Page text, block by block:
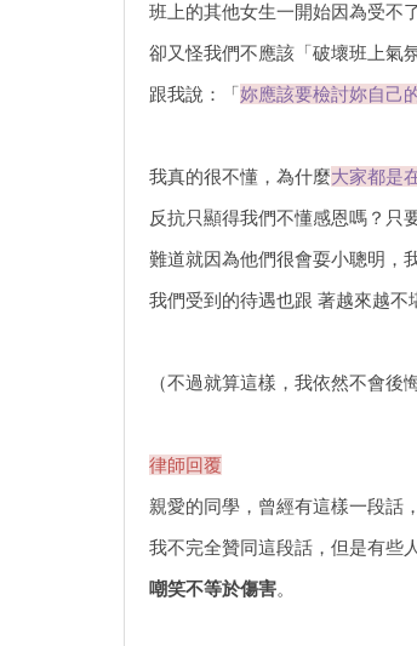
班上的其他女生一開始因為受不
卻又怪我們不應該「破壞班上氣
跟我說：「妳應該要檢討妳自己
我真的很不懂，為什麼大家都是
反抗只顯得我們不懂感恩嗎？只
難道就因為他們很會耍小聰明，
我們受到的待遇也跟 著越來越不
（不過就算這樣，我依然不會後
律師回覆
親愛的同學，曾經有這樣一段話，
我不完全贊同這段話，但是有些
嘲笑不等於傷害。